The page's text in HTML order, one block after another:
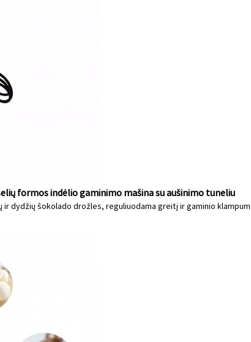
formos indėlio gaminimo mašina su aušinimo tuneliu
dydžių šokolado drožles, reguliuodama greitį ir gaminio